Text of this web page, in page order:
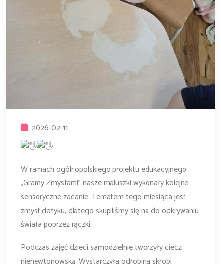
2026-02-11
W ramach ogólnopolskiego projektu edukacyjnego
„Gramy Zmysłami” nasze maluszki wykonały kolejne
sensoryczne zadanie. Tematem tego miesiąca jest
zmysł dotyku, dlatego skupiliśmy się na do odkrywaniu
świata poprzez rączki.
Podczas zajęć dzieci samodzielnie tworzyły ciecz
nienewtonowską. Wystarczyła odrobina skrobi